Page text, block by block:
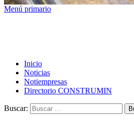
Menú primario
Inicio
Noticias
Notiempresas
Directorio CONSTRUMIN
Buscar: